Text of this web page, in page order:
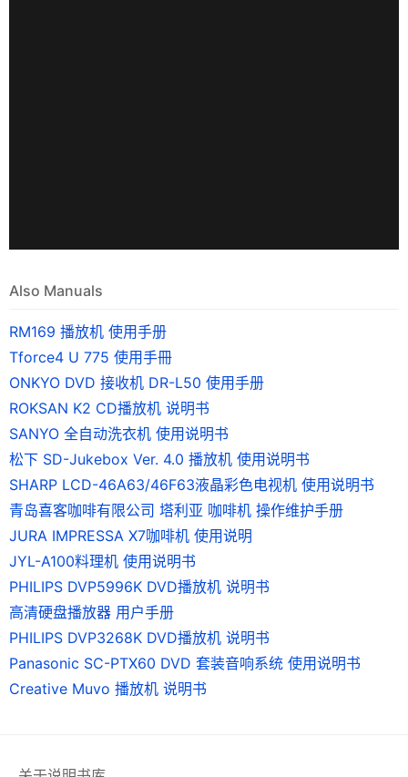
Also Manuals
RM169 播放机 使用手册
Tforce4 U 775 使用手冊
ONKYO DVD 接收机 DR-L50 使用手册
ROKSAN K2 CD播放机 说明书
SANYO 全自动洗衣机 使用说明书
松下 SD-Jukebox Ver. 4.0 播放机 使用说明书
SHARP LCD-46A63/46F63液晶彩色电视机 使用说明书
青岛喜客咖啡有限公司 塔利亚 咖啡机 操作维护手册
JURA IMPRESSA X7咖啡机 使用说明
JYL-A100料理机 使用说明书
PHILIPS DVP5996K DVD播放机 说明书
高清硬盘播放器 用户手册
PHILIPS DVP3268K DVD播放机 说明书
Panasonic SC-PTX60 DVD 套装音响系统 使用说明书
Creative Muvo 播放机 说明书